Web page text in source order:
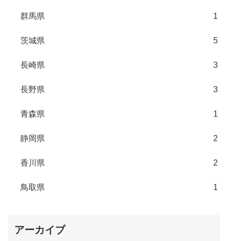
群馬県 1
茨城県 5
長崎県 3
長野県 3
青森県 1
静岡県 2
香川県 2
鳥取県 1
アーカイブ